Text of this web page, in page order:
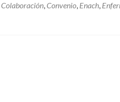
Colaboración, Convenio, Enach,